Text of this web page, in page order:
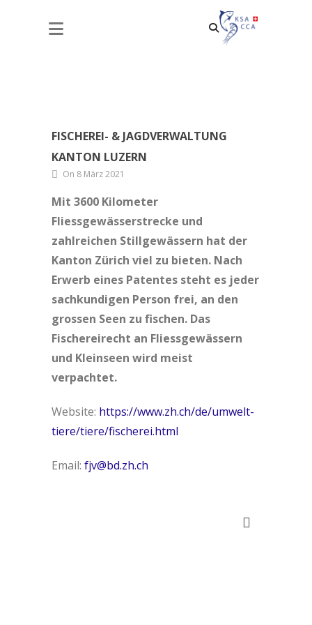
FISCHEREI- & JAGDVERWALTUNG
KANTON LUZERN
FISCHEREI- & JAGDVERWALTUNG
KANTON LUZERN
On 8 März 2021
Mit 3600 Kilometer
Fliessgewässerstrecke und
zahlreichen Stillgewässern hat der
Kanton Zürich viel zu bieten. Nach
Erwerb eines Patentes steht es jeder
sachkundigen Person frei, an den
grossen Seen zu fischen. Das
Fischereirecht an Fliessgewässern
und Kleinseen wird meist
verpachtet.
Website: https://www.zh.ch/de/umwelt-
tiere/tiere/fischerei.html
Email: fjv@bd.zh.ch